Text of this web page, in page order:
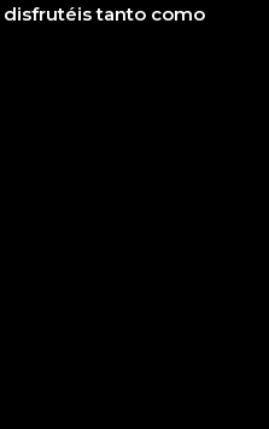
disfrutéis tanto como